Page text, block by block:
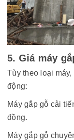
5. Giá máy
Tùy theo loại
động:
Máy gắp gỗ cải
đồng.
Máy gắp gỗ